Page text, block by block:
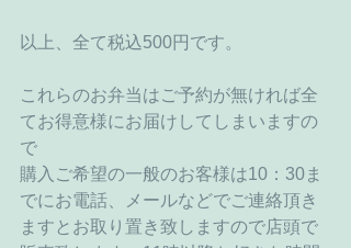
以上、全て税込500円です。
これらのお弁当はご予約が無ければ全
てお得意様にお届けしてしまいますの
で
購入ご希望の一般のお客様は10：30ま
でにお電話、メールなどでご連絡頂き
ますとお取り置き致しますので店頭で